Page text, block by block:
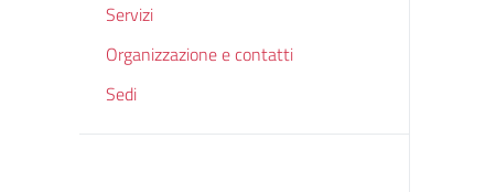
Servizi
Organizzazione e contatti
Sedi